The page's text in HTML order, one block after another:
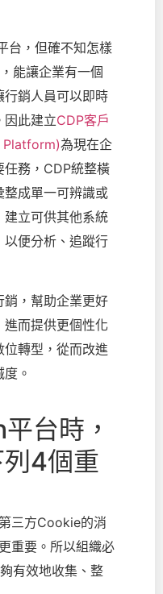
台，但確不知怎樣
能讓企業有一個
銷人員可以即時
因此建立CDP客戶
Platform)為現在企
務， CDP統整橫
整成單一可辨識或
建立可供其他系統
便分析、追蹤行
，幫助企業更好
而提供更個性化
轉型，從而改進
。
台時，
4個重
三方Cookie的消
重要。所以組織必
有效地收集、整